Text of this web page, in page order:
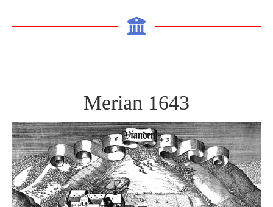
Merian 1643